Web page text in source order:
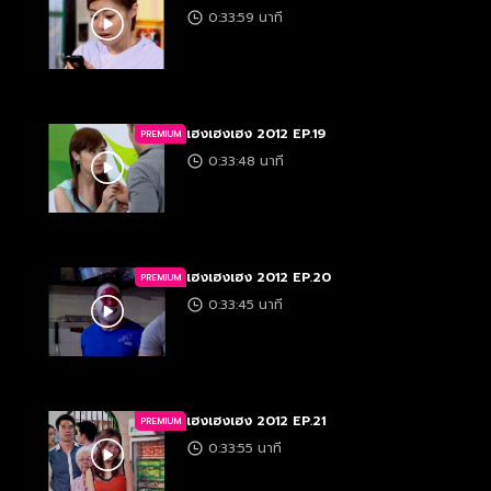
0:33:59 นาที
PREMIUM เฮงเฮงเฮง 2012 EP.19
0:33:48 นาที
PREMIUM เฮงเฮงเฮง 2012 EP.20
0:33:45 นาที
PREMIUM เฮงเฮงเฮง 2012 EP.21
0:33:55 นาที